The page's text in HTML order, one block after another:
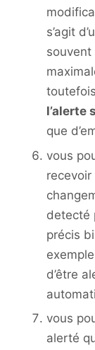
s’agit
souvent
l’alerte
que
vous
detecté
précis
d’être
vous
alerté